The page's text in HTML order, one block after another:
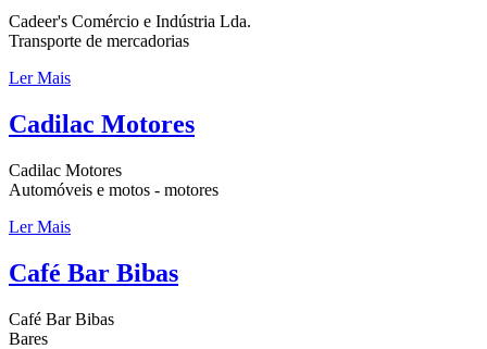
Cadeer's Comércio e Indústria Lda.
Transporte de mercadorias
Ler Mais
Cadilac Motores
Cadilac Motores
Automóveis e motos - motores
Ler Mais
Café Bar Bibas
Café Bar Bibas
Bares